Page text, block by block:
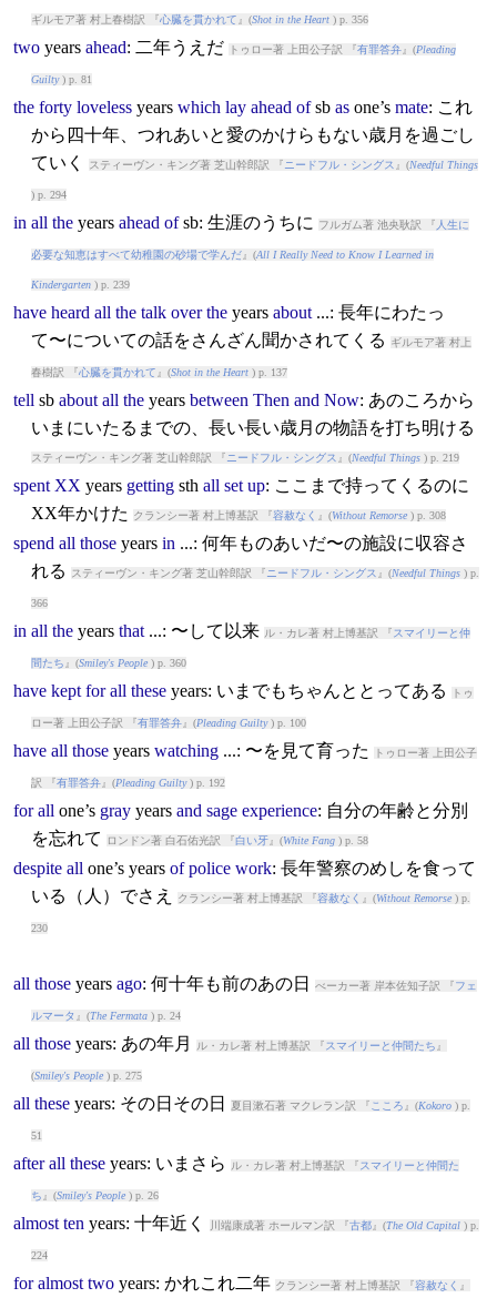
ギルモア著 村上春樹訳 『心臓を貫かれて 』(Shot in the Heart) p. 356
two years ahead: 二年うえだ トゥロー著 上田公子訳 『有罪答弁』(Pleading
Guilty) p. 81
the forty loveless years which lay ahead ofsb asone’s mate: これ
から四十年、つれあいと愛のかけらもない歳月を過ごし
ていく
スティーヴン・キング著 芝山幹郎訳 『 ニードフル・シングス 』(Needful Things
) p. 294
in all the years ahead ofsb: 生涯のうちに フルガム著 池央耿訳 『 人生に
必要な知恵はすべて幼稚園の砂場で学んだ』(All I Really Need to Know I Learned in
Kindergarten) p. 239
have heard all the talk over the years about...: 長年にわたっ
て〜についての話をさんざん聞かされてくる
ギルモア著 村上
春樹訳 『心臓を貫かれて 』(Shot in the Heart) p. 137
tell sb about all the years between Then and Now: あのころから
いまにいたるまでの、長い長い歳月の物語を打ち明ける
スティーヴン・キング著 芝山幹郎訳 『 ニードフル・シングス 』(Needful Things) p. 219
spent XX years gettingsth all set up: ここまで持ってくるのに
XX年かけた
クランシー著 村上博基訳 『容赦なく 』(Without Remorse) p. 308
spend all those years in ...: 何年ものあいだ〜の施設に収容さ
れる
スティーヴン・キング著 芝山幹郎訳 『 ニードフル・シングス 』(Needful Things) p.
366
in all the years that...: 〜して以来 ル・カレ著 村上博基訳 『スマイリーと仲
間たち 』(Smiley's People) p. 360
have kept for all these years: いまでもちゃんととってある トゥ
ロー著 上田公子訳 『有罪答弁』(Pleading Guilty) p. 100
have all those years watching...: 〜を見て育った トゥロー著 上田公子
訳 『有罪答弁』(Pleading Guilty) p. 192
for all one’s gray years and sage experience: 自分の年齢と分別
を忘れて
ロンドン著 白石佑光訳 『白い牙』(White Fang) p. 58
despite all one’s years of police work: 長年警察のめしを食って
いる（人）でさえ
クランシー著 村上博基訳 『容赦なく 』(Without Remorse) p.
230
all those years ago: 何十年も前のあの日 べーカー著 岸本佐知子訳 『フェ
ルマータ 』(The Fermata) p. 24
all those years: あの年月 ル・カレ著 村上博基訳 『スマイリーと仲間たち 』
(Smiley's People) p. 275
all these years: その日その日 夏目漱石著 マクレラン訳 『 こころ 』(Kokoro) p.
51
after all these years: いまさら ル・カレ著 村上博基訳 『スマイリーと仲間た
ち 』(Smiley's People) p. 26
almost ten years: 十年近く 川端康成著 ホールマン訳 『古都』(The Old Capital) p.
224
for almost two years: かれこれ二年 クランシー著 村上博基訳 『容赦なく 』